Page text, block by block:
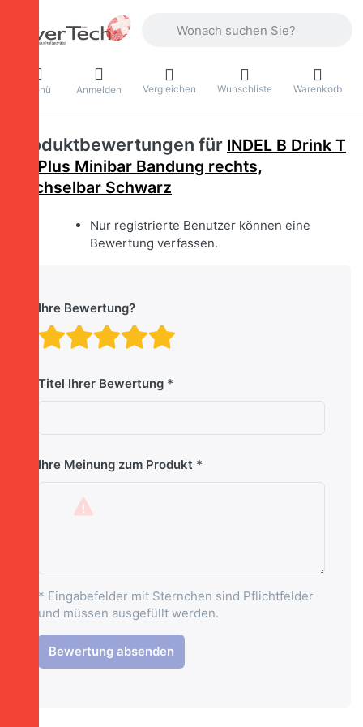
Menü Anmelden Vergleichen Wunschliste Warenkorb
Produktbewertungen für INDEL B Drink T
60 Plus Minibar Bandung rechts,
wechselbar Schwarz
Nur registrierte Benutzer können eine
Bewertung verfassen.
Ihre Bewertung?
Bewertung: 4 von
Bewertung: 3 von 5
Bewertung: 2 von 5
Bewertung: 1 von 5
Titel Ihrer Bewertung
Ihre Meinung zum Produkt
* Eingabefelder mit Sternchen sind Pflichtfelder
und müssen ausgefüllt werden.
Bewertung absenden